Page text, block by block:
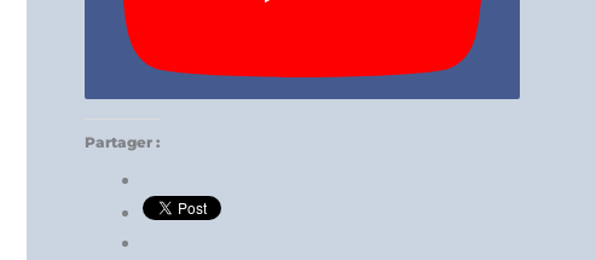
Partager :